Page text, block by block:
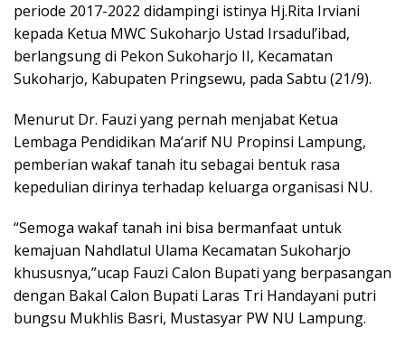
periode 2017-2022 didampingi istinya Hj.Rita Irviani
kepada Ketua MWC Sukoharjo Ustad Irsadul’ibad,
berlangsung di Pekon Sukoharjo II, Kecamatan
Sukoharjo, Kabupaten Pringsewu, pada Sabtu (21/9).
Menurut Dr. Fauzi yang pernah menjabat Ketua
Lembaga Pendidikan Ma’arif NU Propinsi Lampung,
pemberian wakaf tanah itu sebagai bentuk rasa
kepedulian dirinya terhadap keluarga organisasi NU.
“Semoga wakaf tanah ini bisa bermanfaat untuk
kemajuan Nahdlatul Ulama Kecamatan Sukoharjo
khususnya,”ucap Fauzi Calon Bupati yang berpasangan
dengan Bakal Calon Bupati Laras Tri Handayani putri
bungsu Mukhlis Basri, Mustasyar PW NU Lampung.